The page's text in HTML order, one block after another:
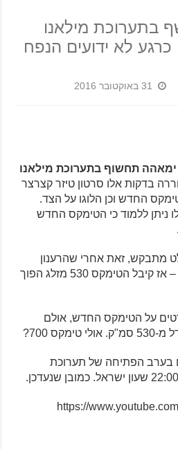
בתערוכת מילאנו
ב-7.11; כרגע לא ידועים הנפח
31 באוקטובר 2016
ימאהה תחשוף בתערוכת מילאנו
בדקות אלו סרטון טיזר קצרצר
החדש וכן הלוגו על הצד.
ניתן ללמוד כי הטימקס החדש
מתבקש, זאת אחרי שהרענון
– אז קיבל הטימקס 530 מזלג הפוך
על הטימקס החדש, אולם
700?
בערב הפתיחה של תערוכת
https://